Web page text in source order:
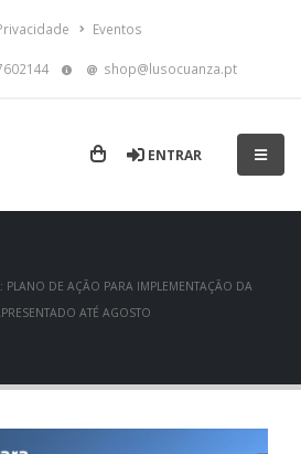
Eventos
shop@lusocuanza.pt
ENTRAR
PLANO DE AÇÃO PARA IMPLEMENTAÇÃO DA
ATÉ AGOSTO